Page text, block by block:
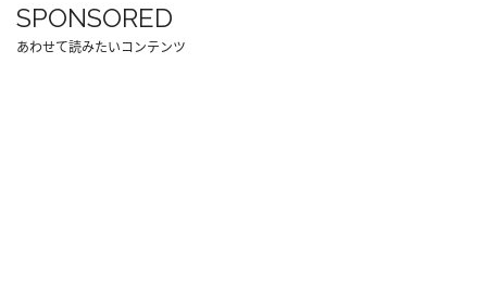
SPONSORED
あわせて読みたいコンテンツ